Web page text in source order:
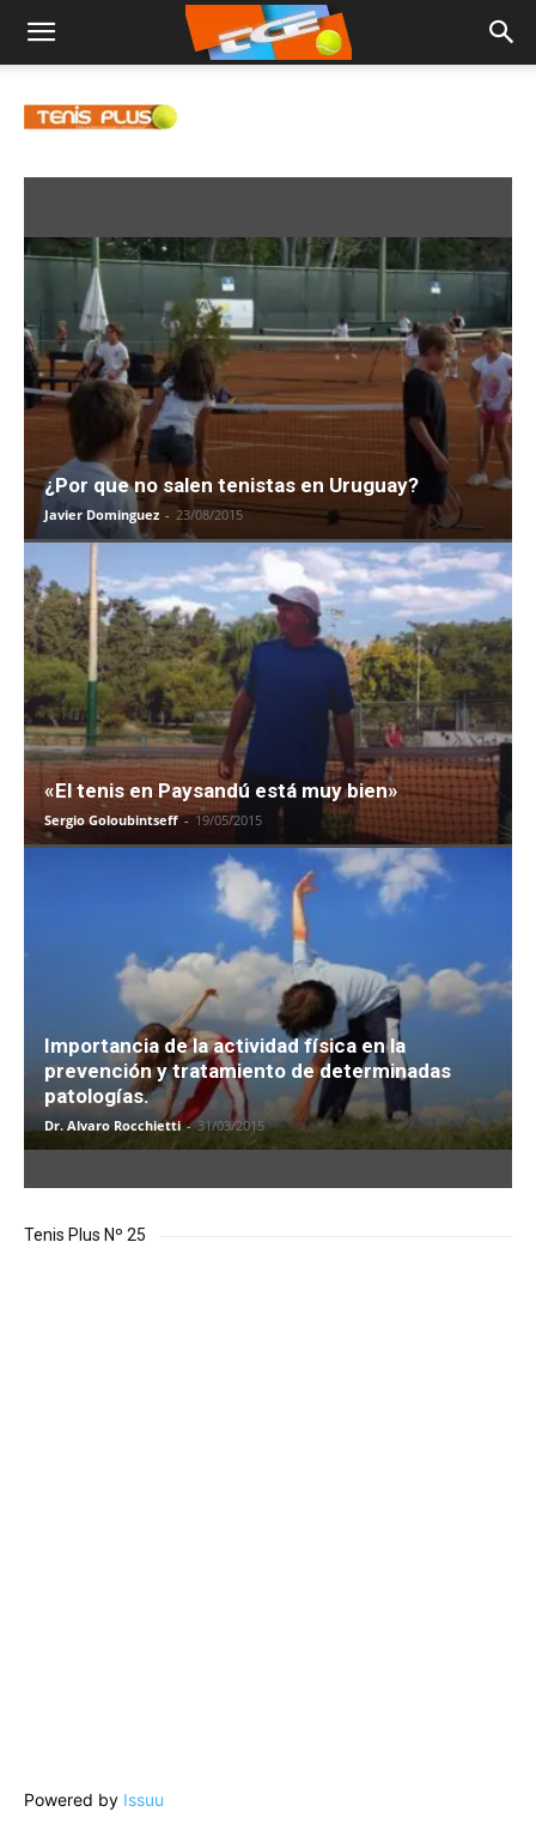
¿Por que no salen tenistas en Uruguay?
Javier Dominguez - 23/08/2015
«El tenis en Paysandú está muy bien»
Sergio Goloubintseff - 19/05/2015
Importancia de la actividad física en la
prevención y tratamiento de determinadas
patologías.
Dr. Alvaro Rocchietti - 31/03/2015
Tenis Plus Nº 25
Powered by Issuu